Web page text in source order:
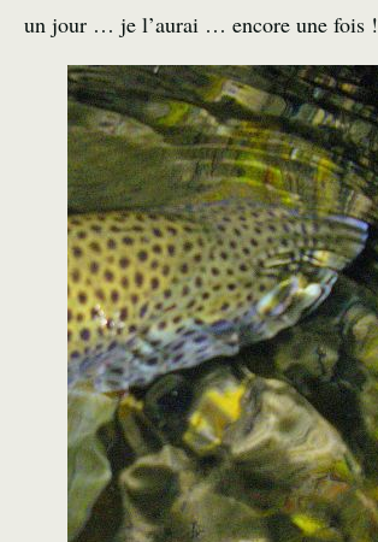
un jour … je l’aurai … encore une fois !